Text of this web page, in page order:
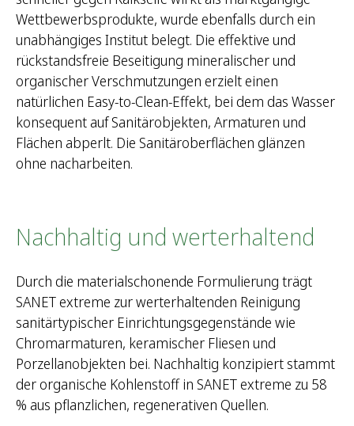
Wettbewerbsprodukte, wurde ebenfalls durch ein
unabhängiges Institut belegt. Die effektive und
rückstandsfreie Beseitigung mineralischer und
organischer Verschmutzungen erzielt einen
natürlichen Easy-to-Clean-Effekt, bei dem das Wasser
konsequent auf Sanitärobjekten, Armaturen und
Flächen abperlt. Die Sanitäroberflächen glänzen
ohne nacharbeiten.
Nachhaltig und werterhaltend
Durch die materialschonende Formulierung trägt
SANET extreme zur werterhaltenden Reinigung
sanitärtypischer Einrichtungsgegenstände wie
Chromarmaturen, keramischer Fliesen und
Porzellanobjekten bei. Nachhaltig konzipiert stammt
der organische Kohlenstoff in SANET extreme zu 58
% aus pflanzlichen, regenerativen Quellen.